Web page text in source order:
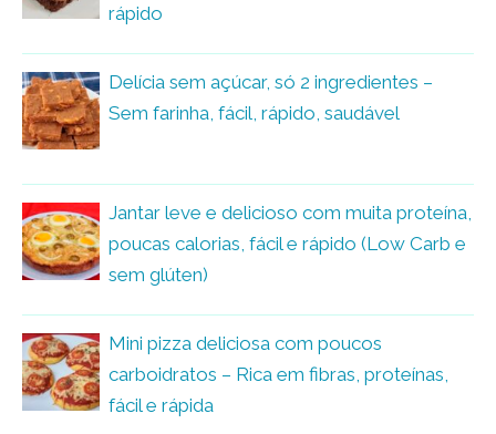
rápido
Delícia sem açúcar, só 2 ingredientes –
Sem farinha, fácil, rápido, saudável
Jantar leve e delicioso com muita proteína,
poucas calorias, fácil e rápido (Low Carb e
sem glúten)
Mini pizza deliciosa com poucos
carboidratos – Rica em fibras, proteínas,
fácil e rápida